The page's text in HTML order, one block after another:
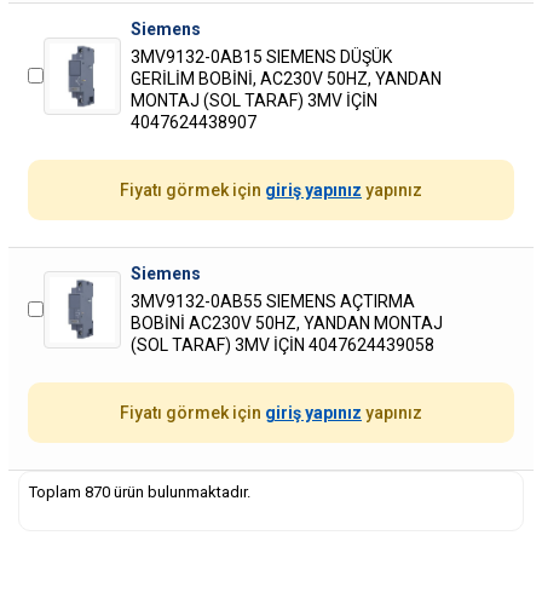
Siemens
3MV9132-0AB15 SIEMENS DÜŞÜK
GERİLİM BOBİNİ, AC230V 50HZ, YANDAN
MONTAJ (SOL TARAF) 3MV İÇİN
4047624438907
Fiyatı görmek için giriş yapınız yapınız
Siemens
3MV9132-0AB55 SIEMENS AÇTIRMA
BOBİNİ AC230V 50HZ, YANDAN MONTAJ
(SOL TARAF) 3MV İÇİN 4047624439058
Fiyatı görmek için giriş yapınız yapınız
Toplam 870 ürün bulunmaktadır.